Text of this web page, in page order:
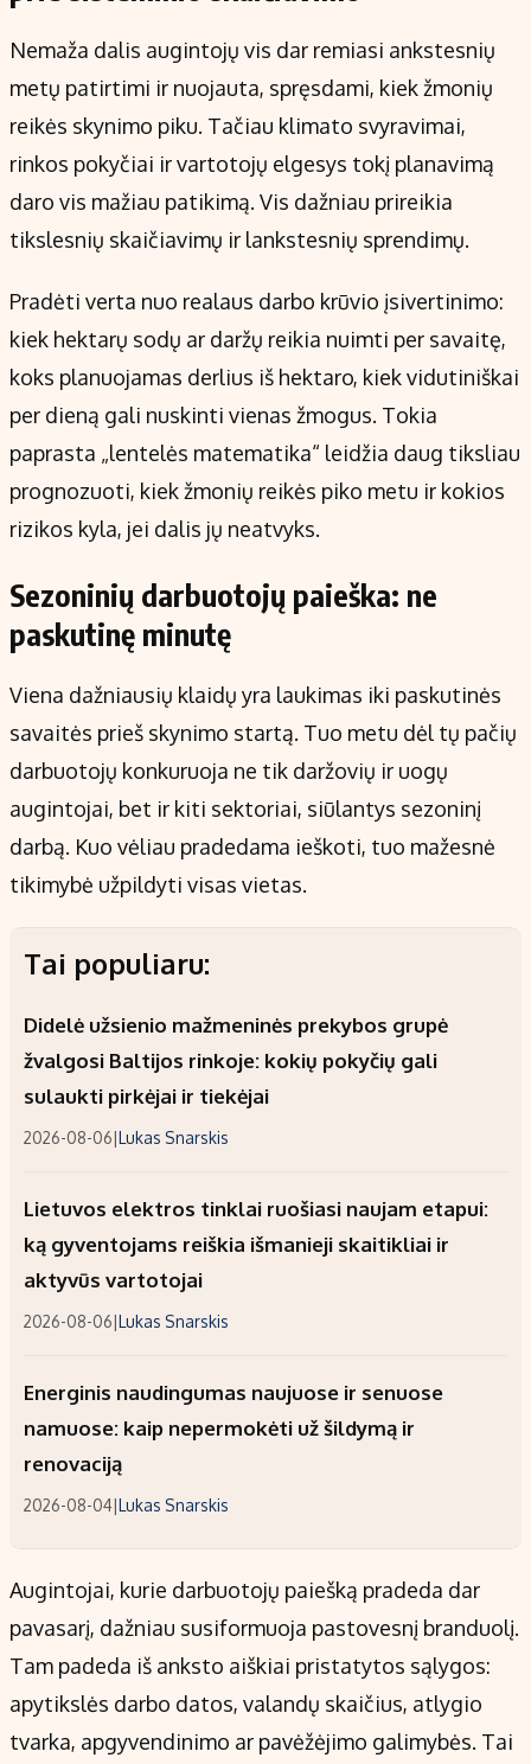
Nemaža dalis augintojų vis dar remiasi ankstesnių
metų patirtimi ir nuojauta, spręsdami, kiek žmonių
reikės skynimo piku. Tačiau klimato svyravimai,
rinkos pokyčiai ir vartotojų elgesys tokį planavimą
daro vis mažiau patikimą. Vis dažniau prireikia
tikslesnių skaičiavimų ir lankstesnių sprendimų.
Pradėti verta nuo realaus darbo krūvio įsivertinimo:
kiek hektarų sodų ar daržų reikia nuimti per savaitę,
koks planuojamas derlius iš hektaro, kiek vidutiniškai
per dieną gali nuskinti vienas žmogus. Tokia
paprasta „lentelės matematika“ leidžia daug tiksliau
prognozuoti, kiek žmonių reikės piko metu ir kokios
rizikos kyla, jei dalis jų neatvyks.
Sezoninių darbuotojų paieška: ne
paskutinę minutę
Viena dažniausių klaidų yra laukimas iki paskutinės
savaitės prieš skynimo startą. Tuo metu dėl tų pačių
darbuotojų konkuruoja ne tik daržovių ir uogų
augintojai, bet ir kiti sektoriai, siūlantys sezoninį
darbą. Kuo vėliau pradedama ieškoti, tuo mažesnė
tikimybė užpildyti visas vietas.
Tai populiaru:
Didelė užsienio mažmeninės prekybos grupė
žvalgosi Baltijos rinkoje: kokių pokyčių gali
sulaukti pirkėjai ir tiekėjai
2026-08-06|Lukas Snarskis
Lietuvos elektros tinklai ruošiasi naujam etapui:
ką gyventojams reiškia išmanieji skaitikliai ir
aktyvūs vartotojai
2026-08-06|Lukas Snarskis
Energinis naudingumas naujuose ir senuose
namuose: kaip nepermokėti už šildymą ir
renovaciją
2026-08-04|Lukas Snarskis
Augintojai, kurie darbuotojų paiešką pradeda dar
pavasarį, dažniau susiformuoja pastovesnį branduolį.
Tam padeda iš anksto aiškiai pristatytos sąlygos:
apytikslės darbo datos, valandų skaičius, atlygio
tvarka, apgyvendinimo ar pavėžėjimo galimybės. Tai